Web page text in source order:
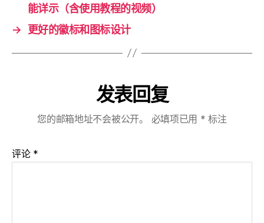
能详示（含使用教程的视频）
→
更好的徽标和图标设计
发表回复
您的邮箱地址不会被公开。 必填项已用 * 标注
评论 *